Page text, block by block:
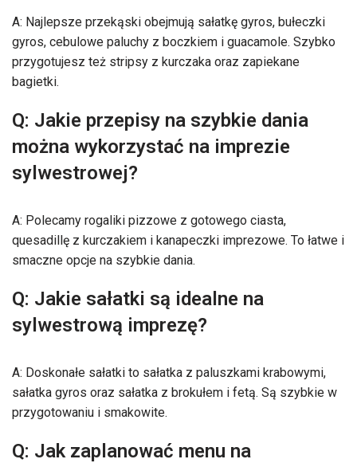
A: Najlepsze przekąski obejmują sałatkę gyros, bułeczki
gyros, cebulowe paluchy z boczkiem i guacamole. Szybko
przygotujesz też stripsy z kurczaka oraz zapiekane
bagietki.
Q: Jakie przepisy na szybkie dania
można wykorzystać na imprezie
sylwestrowej?
A: Polecamy rogaliki pizzowe z gotowego ciasta,
quesadillę z kurczakiem i kanapeczki imprezowe. To łatwe i
smaczne opcje na szybkie dania.
Q: Jakie sałatki są idealne na
sylwestrową imprezę?
A: Doskonałe sałatki to sałatka z paluszkami krabowymi,
sałatka gyros oraz sałatka z brokułem i fetą. Są szybkie w
przygotowaniu i smakowite.
Q: Jak zaplanować menu na